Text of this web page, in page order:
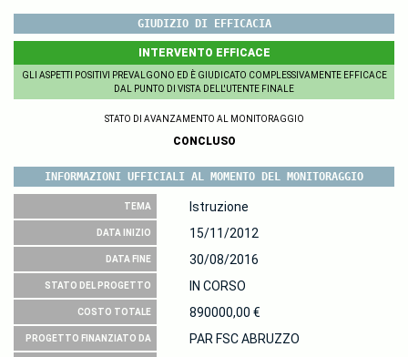
GIUDIZIO DI EFFICACIA
INTERVENTO EFFICACE
GLI ASPETTI POSITIVI PREVALGONO ED È GIUDICATO COMPLESSIVAMENTE EFFICACE
DAL PUNTO DI VISTA DELL'UTENTE FINALE
STATO DI AVANZAMENTO AL MONITORAGGIO
CONCLUSO
INFORMAZIONI UFFICIALI AL MOMENTO DEL MONITORAGGIO
TEMA Istruzione
DATA INIZIO 15/11/2012
DATA FINE 30/08/2016
STATO DEL PROGETTO IN CORSO
COSTO TOTALE 890000,00 €
PROGETTO FINANZIATO DA PAR FSC ABRUZZO